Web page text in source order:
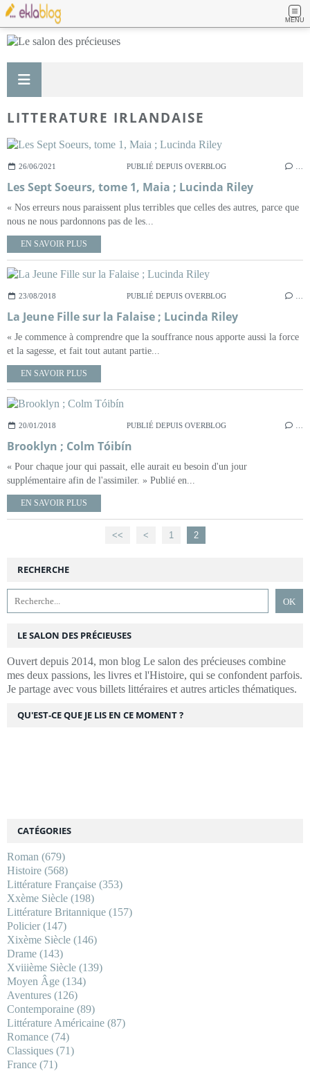
MENU
LITTERATURE IRLANDAISE
26/06/2021 PUBLIÉ DEPUIS OVERBLOG
Les Sept Soeurs, tome 1, Maia ; Lucinda Riley
« Nos erreurs nous paraissent plus terribles que celles des autres, parce que
nous ne nous pardonnons pas de les...
EN SAVOIR PLUS
23/08/2018 PUBLIÉ DEPUIS OVERBLOG
La Jeune Fille sur la Falaise ; Lucinda Riley
« Je commence à comprendre que la souffrance nous apporte aussi la force
et la sagesse, et fait tout autant partie...
EN SAVOIR PLUS
20/01/2018 PUBLIÉ DEPUIS OVERBLOG
Brooklyn ; Colm Tóibín
« Pour chaque jour qui passait, elle aurait eu besoin d'un jour
supplémentaire afin de l'assimiler. » Publié en...
EN SAVOIR PLUS
<< < 1 2
RECHERCHE
LE SALON DES PRÉCIEUSES
Ouvert depuis 2014, mon blog Le salon des précieuses combine
mes deux passions, les livres et l'Histoire, qui se confondent parfois.
Je partage avec vous billets littéraires et autres articles thématiques.
CATÉGORIES
Roman (679)
Histoire (568)
Littérature Française (353)
Xxème Siècle (198)
Littérature Britannique (157)
Policier(147)
Xixème Siècle (146)
Drame (143)
Xviiième Siècle (139)
Moyen Âge (134)
Aventures (126)
Contemporaine (89)
Littérature Américaine (87)
Romance (74)
Classiques (71)
France (71)
QU'EST-CE QUE JE LIS EN CE MOMENT ?